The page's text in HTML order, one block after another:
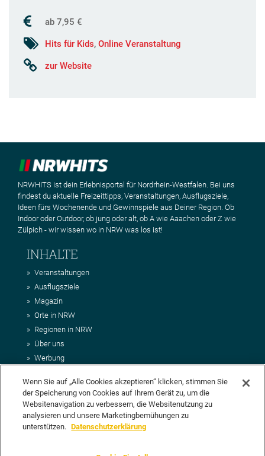
ab 7,95 €
Hits für Kids, Online Veranstaltung
zur Website
NRWHITS ist dein Erlebnisportal für Nordrhein-Westfalen. Bei uns
findest du aktuelle Freizeittipps, Veranstaltungen, Ausflugsziele,
Ideen fürs Wochenende und Gewinnspiele aus Deiner Region. Ob
Indoor oder Outdoor, ob jung oder alt, ob A wie Aaachen oder Z wie
Zülpich - wir wissen wo in NRW was los ist!
INHALTE
Veranstaltungen
Ausflugsziele
Magazin
Orte in NRW
Regionen in NRW
Über uns
Werbung
Impressum
AGB
Datenschutz
DEIN VORSCHLAG FÜR NRWHITS
Wenn Sie auf „Alle Cookies akzeptieren“ klicken, stimmen Sie
der Speicherung von Cookies auf Ihrem Gerät zu, um die
Websitenavigation zu verbessern, die Websitenutzung zu
analysieren und unsere Marketingbemühungen zu
unterstützen. Datenschutzerklärung